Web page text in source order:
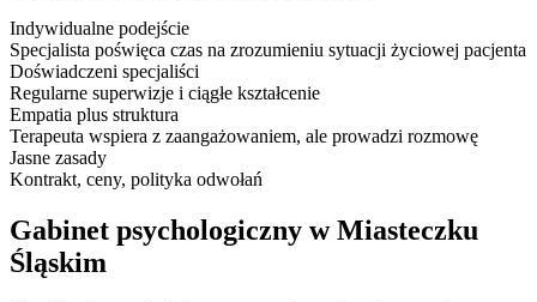
Indywidualne podejście
Specjalista poświęca czas na zrozumieniu sytuacji życiowej pacjenta
Doświadczeni specjaliści
Regularne superwizje i ciągłe kształcenie
Empatia plus struktura
Terapeuta wspiera z zaangażowaniem, ale prowadzi rozmowę
Jasne zasady
Kontrakt, ceny, polityka odwołań
Gabinet psychologiczny w Miasteczku
Śląskim